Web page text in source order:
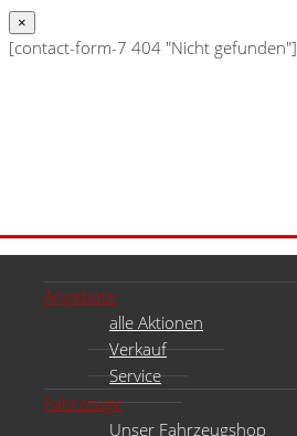
Angebote
alle Aktionen
Verkauf
Service
Fahrzeuge
Unser Fahrzeugshop
×
[contact-form-7 404 "Nicht gefunden"]